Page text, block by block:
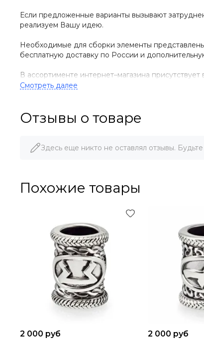
Если предложенные варианты вызывают
реализуем Вашу идею.
Необходимые для сборки элементы
бесплатную доставку по России и
В ассортименте интернет–магазина
купить и руну Манназ, прочитать ее полное
Представленная руна Манназ изготовлена из
Каждая предлагаемая к покупке руна в
На шарме Манназ проставлены два типа клейма:
на изделии может отсутствовать клеймо
Как купить шарм Манназ с
Вы можете купить шарм Манназ из серебра с
быстро доставим заказанный Вами руну Манназ
Купить шарм Манназ в Москве и по
Если вы ищете низкую цену на шарм Манназ из
На официальном сайте Beregy вы найдете
Отзывы о товаре
Здесь еще никто не оставлял отзывы.
Похожие товары
2 000 руб 2 000 руб